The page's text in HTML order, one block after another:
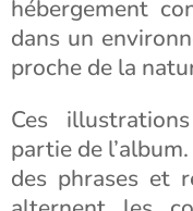
hébergement
dans un
proche de la
Ces
partie de
des phrases et